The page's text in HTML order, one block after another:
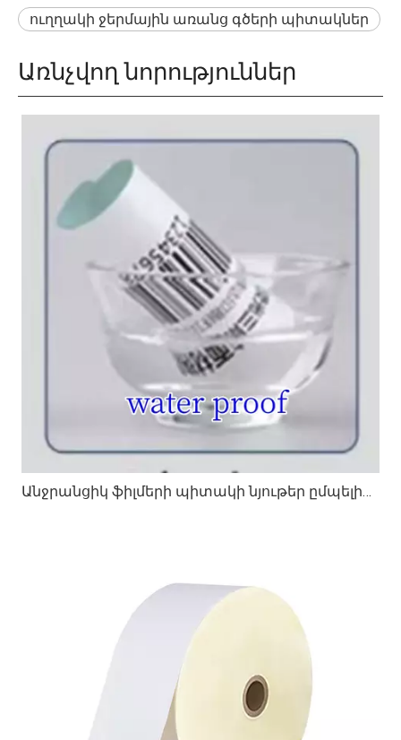
ուղղակի ջերմային առանց գծերի պիտակներ
Առնչվող նորություններ
Անջրանցիկ ֆիլմերի պիտակի նյութեր ըմպելիքների և կոսմետիկ փաթեթավորման համար